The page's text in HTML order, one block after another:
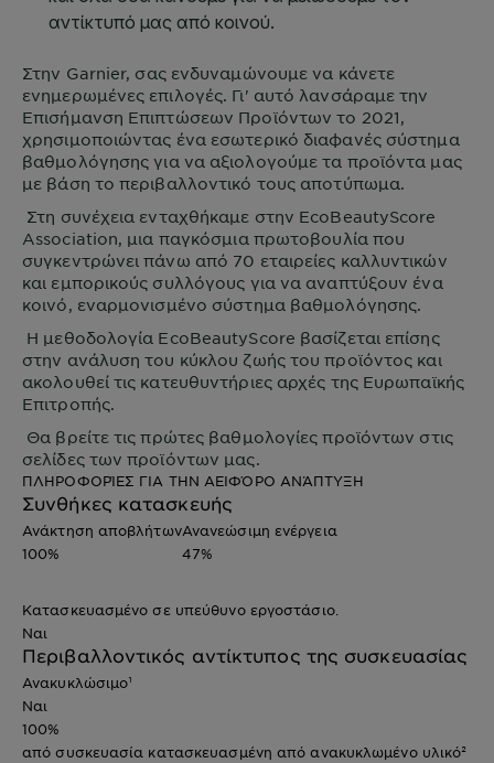
Στην Garnier, σας ενδυναμώνουμε να κάνετε
ενημερωμένες επιλογές. Γι' αυτό λανσάραμε την
Επισήμανση Επιπτώσεων Προϊόντων το 2021,
χρησιμοποιώντας ένα εσωτερικό διαφανές σύστημα
βαθμολόγησης για να αξιολογούμε τα προϊόντα μας
με βάση το περιβαλλοντικό τους αποτύπωμα.
Στη συνέχεια ενταχθήκαμε στην EcoBeautyScore
Association, μια παγκόσμια πρωτοβουλία που
συγκεντρώνει πάνω από 70 εταιρείες καλλυντικών
και εμπορικούς συλλόγους για να αναπτύξουν ένα
κοινό, εναρμονισμένο σύστημα βαθμολόγησης.
Η μεθοδολογία EcoBeautyScore βασίζεται επίσης
στην ανάλυση του κύκλου ζωής του προϊόντος και
ακολουθεί τις κατευθυντήριες αρχές της Ευρωπαϊκής
Επιτροπής.
Θα βρείτε τις πρώτες βαθμολογίες προϊόντων στις
σελίδες των προϊόντων μας.
ΠΛΗΡΟΦΟΡΊΕΣ ΓΙΑ ΤΗΝ ΑΕΙΦΌΡΟ ΑΝΆΠΤΥΞΗ
Συνθήκες κατασκευής
Ανάκτηση αποβλήτων
100%
Ανανεώσιμη ενέργεια
47%
Κατασκευασμένο σε υπεύθυνο εργοστάσιο.
Ναι
Περιβαλλοντικός αντίκτυπος της συσκευασίας
Ανακυκλώσιμο¹
Ναι
100%
από συσκευασία κατασκευασμένη από ανακυκλωμένο υλικό²